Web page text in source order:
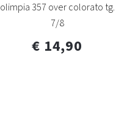
olimpia 357 over colorato tg.
7/8
€ 14,90